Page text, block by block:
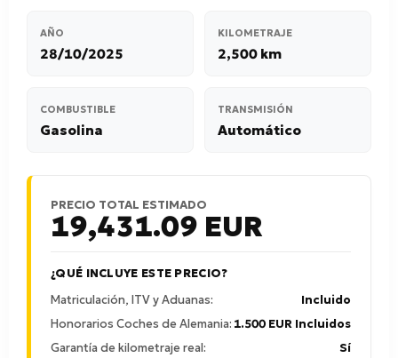
AÑO
28/10/2025
KILOMETRAJE
2,500 km
COMBUSTIBLE
Gasolina
TRANSMISIÓN
Automático
PRECIO TOTAL ESTIMADO
19,431.09 EUR
¿QUÉ INCLUYE ESTE PRECIO?
Matriculación, ITV y Aduanas:
Incluido
Honorarios Coches de Alemania: 1.500 EUR Incluidos
Garantía de kilometraje real:
Sí